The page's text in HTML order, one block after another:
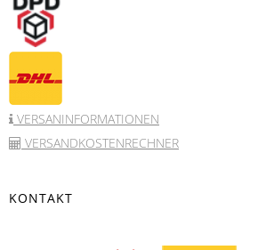
VERSANINFORMATIONEN
VERSANDKOSTENRECHNER
KONTAKT